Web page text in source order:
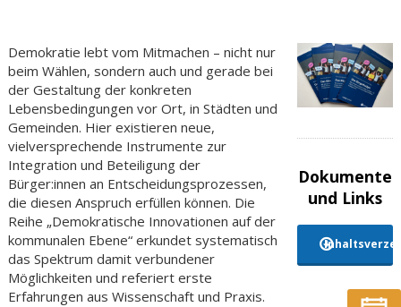
Demokratie lebt vom Mitmachen – nicht nur
beim Wählen, sondern auch und gerade bei
der Gestaltung der konkreten
Lebensbedingungen vor Ort, in Städten und
Gemeinden. Hier existieren neue,
vielversprechende Instrumente zur
Integration und Beteiligung der
Bürger:innen an Entscheidungsprozessen,
die diesen Anspruch erfüllen können. Die
Reihe „Demokratische Innovationen auf der
kommunalen Ebene“ erkundet systematisch
das Spektrum damit verbundener
Möglichkeiten und referiert erste
Erfahrungen aus Wissenschaft und Praxis.
Dokumente
und Links